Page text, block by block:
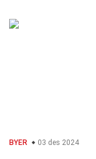
BYER 03 des 2024